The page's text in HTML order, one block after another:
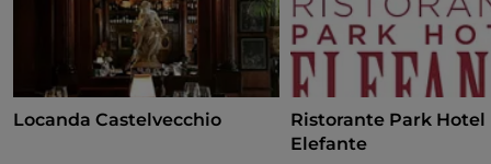
Locanda Castelvecchio
Ristorante Park Hotel
Elefante